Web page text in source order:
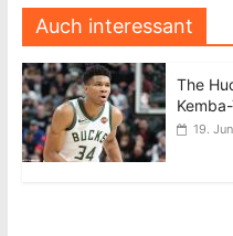
Auch interessant
The
19.